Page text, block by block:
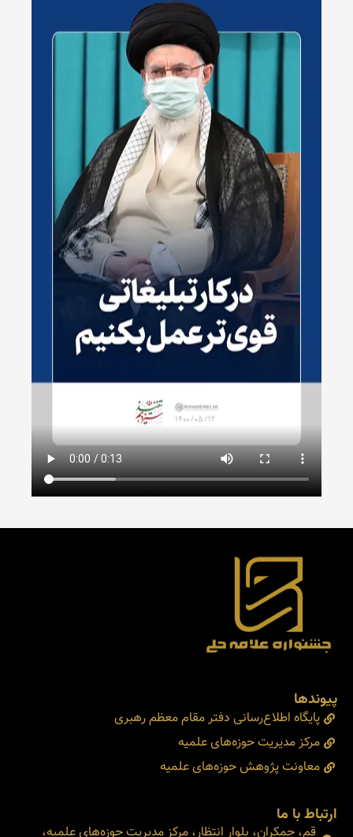
پیوندها
پایگاه اطلاع‌رسانی دفتر مقام معظم رهبری
مرکز مدیریت حوزه‌های علمیه
معاونت پژوهش حوزه‌های علمیه
ارتباط با ما
قم، جمکران، بلوار انتظار، مرکز مدیریت حوزه‌های علمیه،